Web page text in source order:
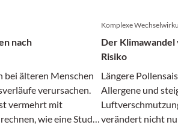
nach
bei älteren Menschen
verursachen.
vermehrt mit
wie eine Studie
Komplexe
Der
Risiko
Längere
Allergene und
verändert nicht